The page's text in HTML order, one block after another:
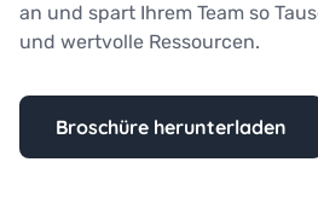
an und spart Ihrem Team so
und wertvolle Ressourcen.​
Broschüre herunterladen